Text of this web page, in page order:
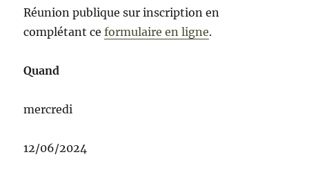
Réunion publique sur inscription en
complétant ceformulaire en ligne.
Quand
mercredi
12/06/2024